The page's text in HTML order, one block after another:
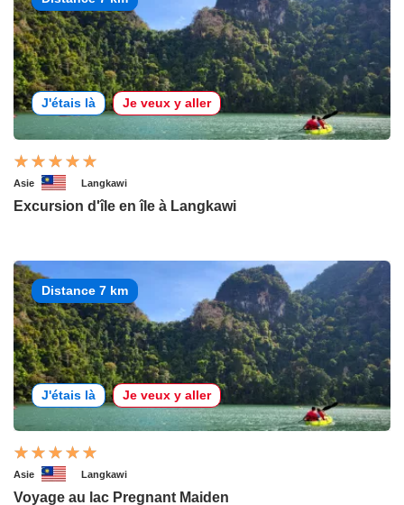
J'étais là Je veux y aller
Asie Langkawi
Excursion d'île en île à Langkawi
Distance 7 km
J'étais là Je veux y aller
Asie Langkawi
Voyage au lac Pregnant Maiden